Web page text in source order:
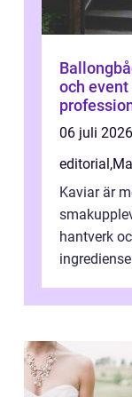
och event
06 juli 2026
editorial ,
Kaviar är
hantverk